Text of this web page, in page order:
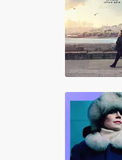
Crossing
D'Est